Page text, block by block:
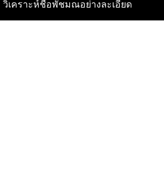
วิเคราะห์ชื่อพัชมณอย่างละเอียด